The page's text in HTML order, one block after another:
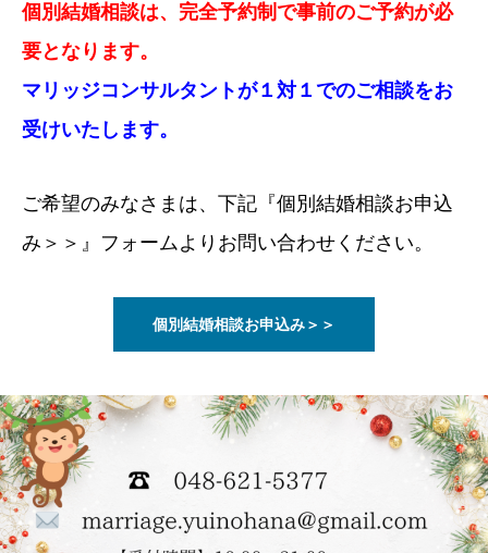
個別結婚相談は、完全予約制で事前のご予約が必
要となります。
マリッジコンサルタントが１対１でのご相談をお
受けいたします。
ご希望のみなさまは、下記『個別結婚相談お申込
み＞＞』フォームよりお問い合わせください。
個別結婚相談お申込み＞＞